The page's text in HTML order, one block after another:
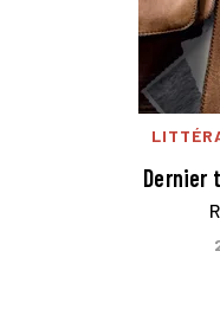
Dernier